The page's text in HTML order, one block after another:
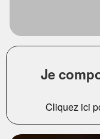
Je
Cliquez ici